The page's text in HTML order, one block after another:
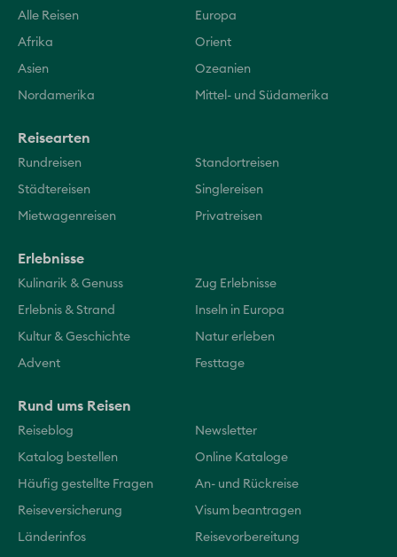
Alle Reisen Europa
Afrika Orient
Asien Ozeanien
Nordamerika Mittel- und Südamerika
Reisearten
Rundreisen Standortreisen
Städtereisen Singlereisen
Mietwagenreisen Privatreisen
Erlebnisse
Kulinarik & Genuss Zug Erlebnisse
Erlebnis & Strand Inseln in Europa
Kultur & Geschichte Natur erleben
Advent Festtage
Rund ums Reisen
Reiseblog Newsletter
Katalog bestellen Online Kataloge
Häufig gestellte Fragen An- und Rückreise
Reiseversicherung Visum beantragen
Länderinfos Reisevorbereitung